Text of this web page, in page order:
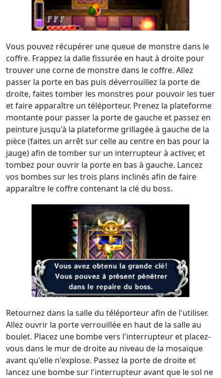
Vous pouvez récupérer une queue de monstre dans le
coffre. Frappez la dalle fissurée en haut à droite pour
trouver une corne de monstre dans le coffre. Allez
passer la porte en bas puis déverrouillez la porte de
droite, faites tomber les monstres pour pouvoir les tuer
et faire apparaître un téléporteur. Prenez la plateforme
montante pour passer la porte de gauche et passez en
peinture jusqu'à la plateforme grillagée à gauche de la
pièce (faites un arrêt sur celle au centre en bas pour la
jauge) afin de tomber sur un interrupteur à activer, et
tombez pour ouvrir la porte en bas à gauche. Lancez
vos bombes sur les trois plans inclinés afin de faire
apparaître le coffre contenant la clé du boss.
Retournez dans la salle du téléporteur afin de l'utiliser.
Allez ouvrir la porte verrouillée en haut de la salle au
boulet. Placez une bombe vers l'interrupteur et placez-
vous dans le mur de droite au niveau de la mosaïque
avant qu'elle n'explose. Passez la porte de droite et
lancez une bombe sur l'interrupteur avant que le sol ne